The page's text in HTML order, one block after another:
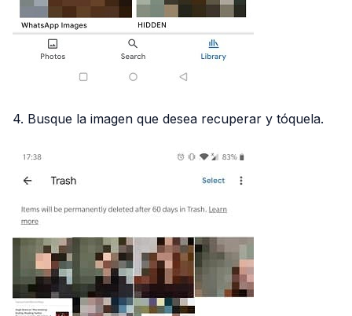
4. Busque la imagen que desea recuperar y tóquela.